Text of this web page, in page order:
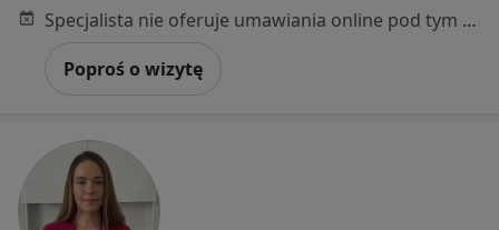
Specjalista nie oferuje umawiania online pod tym adresem.
Poproś o wizytę